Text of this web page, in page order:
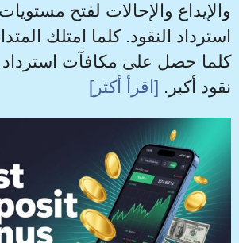
والإيداع والإحالات لفتح
استرداد النقود. كلما امتلك
نقود أكبر. [اقرأ أكثر]